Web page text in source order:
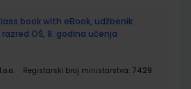
Class book with eBook, udžbenik
OŠ, 8. godina učenja
Registarski broj ministarstva: 7429